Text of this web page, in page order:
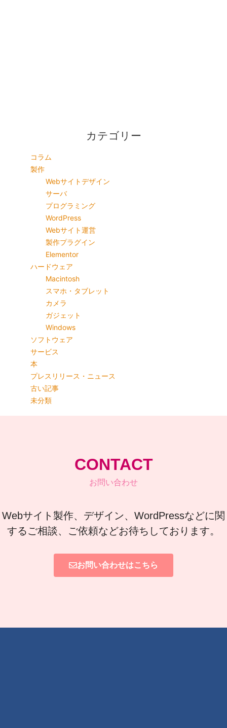
カテゴリー
コラム
製作
Webサイトデザイン
サーバ
プログラミング
WordPress
Webサイト運営
製作プラグイン
Elementor
ハードウェア
Macintosh
スマホ・タブレット
カメラ
ガジェット
Windows
ソフトウェア
サービス
本
プレスリリース・ニュース
古い記事
未分類
CONTACT
お問い合わせ
Webサイト製作、デザイン、WordPressなどに関
するご相談、ご依頼などお待ちしております。
お問い合わせはこちら